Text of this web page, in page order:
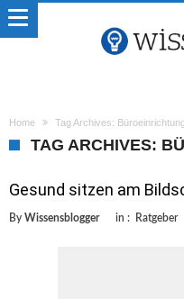
Home Tag Archives: Büroeinrichtung
TAG ARCHIVES:
Gesund sitzen am
By Wissensblogger in : Ratgeber